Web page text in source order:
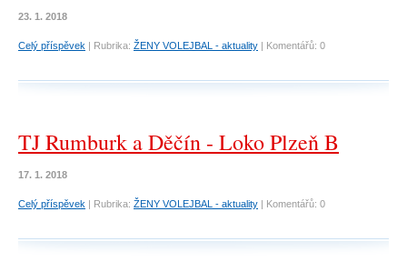
23. 1. 2018
Celý příspěvek | Rubrika: ŽENY VOLEJBAL - aktuality | Komentářů: 0
TJ Rumburk a Děčín - Loko Plzeň B
17. 1. 2018
Celý příspěvek | Rubrika: ŽENY VOLEJBAL - aktuality | Komentářů: 0